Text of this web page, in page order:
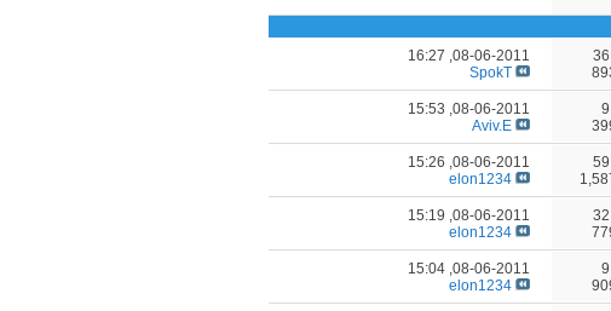
36
08-06-2011,
16:27
SpokT
9
08-06-2011,
15:53
Aviv.E
59
08-06-2011,
15:26
elon1234
32
08-06-2011,
15:19
elon1234
9
08-06-2011,
15:04
elon1234